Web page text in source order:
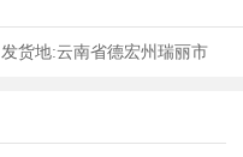
发货地:云南省德宏州瑞丽市